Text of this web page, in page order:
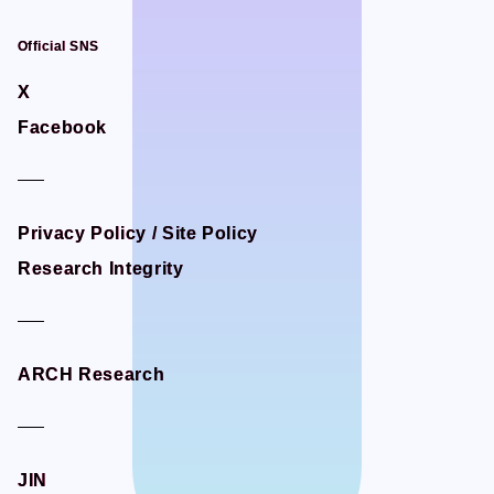
Official SNS
X
Facebook
Privacy Policy / Site Policy
Research Integrity
ARCH Research
JIN
Official SNS
X
Facebook
Privacy Policy / Site Policy
Research Integrity
ARCH Research
JIN